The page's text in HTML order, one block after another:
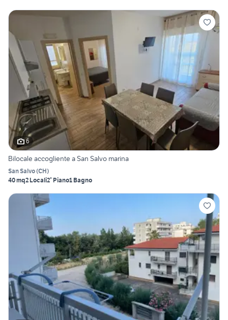
6
Bilocale accogliente a San Salvo marina
San Salvo(CH)
40 mq2 Locali2° Piano1 Bagno